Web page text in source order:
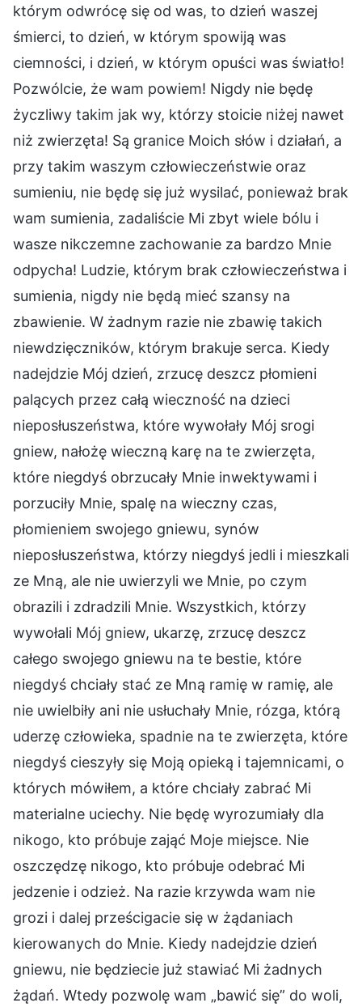
którym odwrócę się od was, to dzień waszej
śmierci, to dzień, w którym spowiją was
ciemności, i dzień, w którym opuści was światło!
Pozwólcie, że wam powiem! Nigdy nie będę
życzliwy takim jak wy, którzy stoicie niżej nawet
niż zwierzęta! Są granice Moich słów i działań, a
przy takim waszym człowieczeństwie oraz
sumieniu, nie będę się już wysilać, ponieważ brak
wam sumienia, zadaliście Mi zbyt wiele bólu i
wasze nikczemne zachowanie za bardzo Mnie
odpycha! Ludzie, którym brak człowieczeństwa i
sumienia, nigdy nie będą mieć szansy na
zbawienie. W żadnym razie nie zbawię takich
niewdzięczników, którym brakuje serca. Kiedy
nadejdzie Mój dzień, zrzucę deszcz płomieni
palących przez całą wieczność na dzieci
nieposłuszeństwa, które wywołały Mój srogi
gniew, nałożę wieczną karę na te zwierzęta,
które niegdyś obrzucały Mnie inwektywami i
porzuciły Mnie, spalę na wieczny czas,
płomieniem swojego gniewu, synów
nieposłuszeństwa, którzy niegdyś jedli i mieszkali
ze Mną, ale nie uwierzyli we Mnie, po czym
obrazili i zdradzili Mnie. Wszystkich, którzy
wywołali Mój gniew, ukarzę, zrzucę deszcz
całego swojego gniewu na te bestie, które
niegdyś chciały stać ze Mną ramię w ramię, ale
nie uwielbiły ani nie usłuchały Mnie, rózga, którą
uderzę człowieka, spadnie na te zwierzęta, które
niegdyś cieszyły się Moją opieką i tajemnicami, o
których mówiłem, a które chciały zabrać Mi
materialne uciechy. Nie będę wyrozumiały dla
nikogo, kto próbuje zająć Moje miejsce. Nie
oszczędzę nikogo, kto próbuje odebrać Mi
jedzenie i odzież. Na razie krzywda wam nie
grozi i dalej prześcigacie się w żądaniach
kierowanych do Mnie. Kiedy nadejdzie dzień
gniewu, nie będziecie już stawiać Mi żadnych
żądań. Wtedy pozwolę wam „bawić się” do woli,